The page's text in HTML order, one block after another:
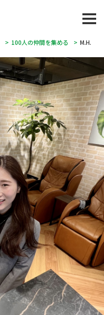
> 100人の仲間を集める > M.H.